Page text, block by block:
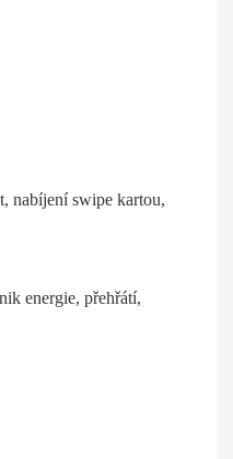
nabíjení swipe kartou,
energie, přehřátí,